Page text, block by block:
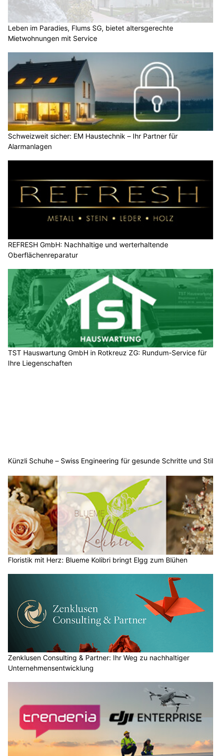
Leben im Paradies, Flums SG, bietet altersgerechte
Mietwohnungen mit Service
Schweizweit sicher: EM Haustechnik – Ihr Partner für
Alarmanlagen
REFRESH GmbH: Nachhaltige und werterhaltende
Oberflächenreparatur
TST Hauswartung GmbH in Rotkreuz ZG: Rundum-Service für
Ihre Liegenschaften
Künzli Schuhe – Swiss Engineering für gesunde Schritte und Stil
Floristik mit Herz: Blueme Kolibri bringt Elgg zum Blühen
Zenklusen Consulting & Partner: Ihr Weg zu nachhaltiger
Unternehmensentwicklung